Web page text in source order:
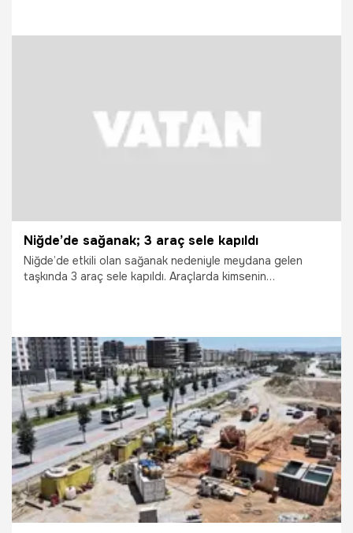
Niğde’de sağanak; 3 araç sele kapıldı
Niğde’de etkili olan sağanak nedeniyle meydana gelen
taşkında 3 araç sele kapıldı. Araçlarda kimsenin
6.06.2026 Vatan TV